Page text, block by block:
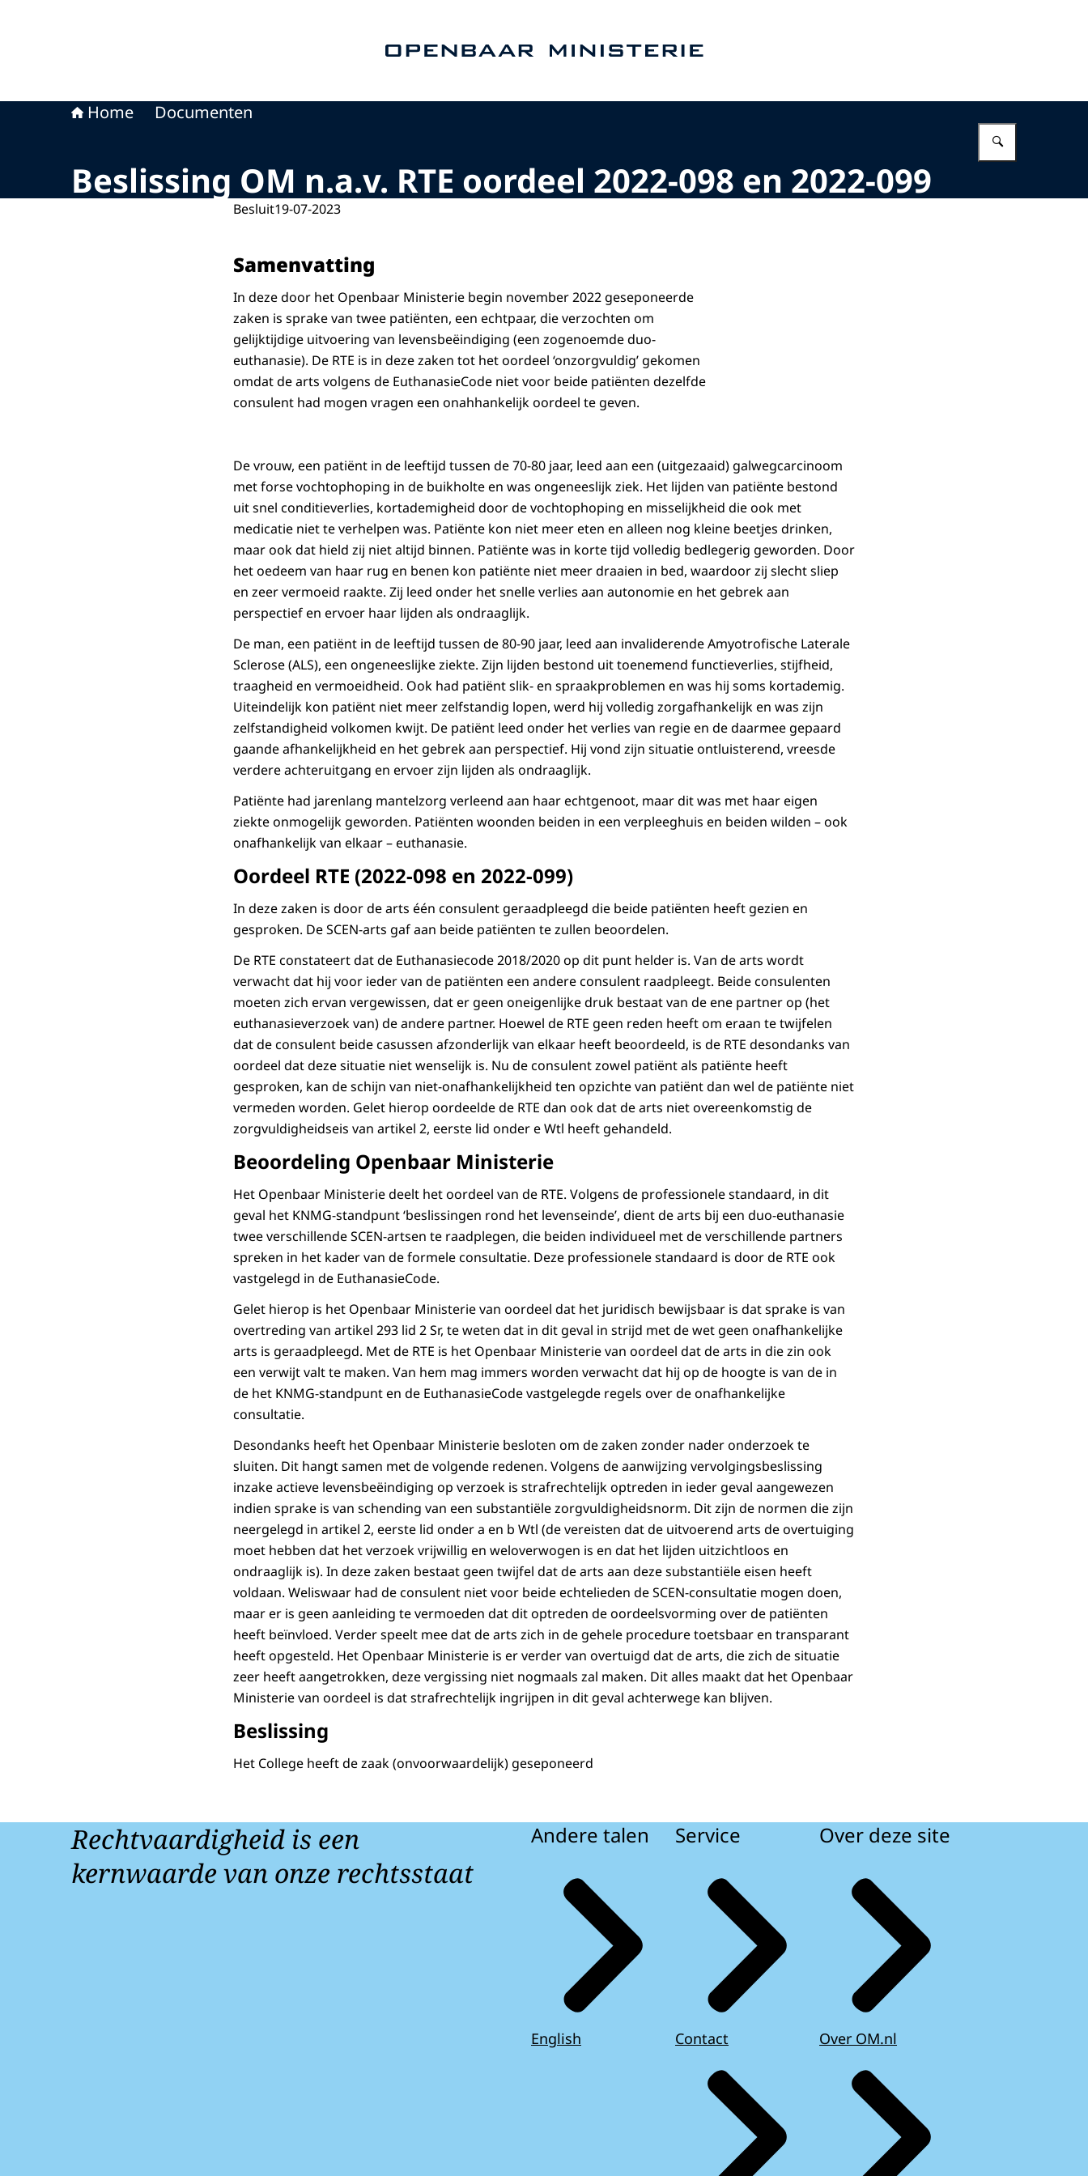
Home Documenten
Beslissing OM n.a.v. RTE oordeel 2022-098 en 2022-099
Besluit19-07-2023
Samenvatting
In deze door het Openbaar Ministerie begin november 2022 geseponeerde
zaken is sprake van twee patiënten, een echtpaar, die verzochten om
gelijktijdige uitvoering van levensbeëindiging (een zogenoemde duo-
euthanasie). De RTE is in deze zaken tot het oordeel ‘onzorgvuldig’ gekomen
omdat de arts volgens de EuthanasieCode niet voor beide patiënten dezelfde
consulent had mogen vragen een onahhankelijk oordeel te geven.
De vrouw, een patiënt in de leeftijd tussen de 70-80 jaar, leed aan een (uitgezaaid) galwegcarcinoom
met forse vochtophoping in de buikholte en was ongeneeslijk ziek. Het lijden van patiënte bestond
uit snel conditieverlies, kortademigheid door de vochtophoping en misselijkheid die ook met
medicatie niet te verhelpen was. Patiënte kon niet meer eten en alleen nog kleine beetjes drinken,
maar ook dat hield zij niet altijd binnen. Patiënte was in korte tijd volledig bedlegerig geworden. Door
het oedeem van haar rug en benen kon patiënte niet meer draaien in bed, waardoor zij slecht sliep
en zeer vermoeid raakte. Zij leed onder het snelle verlies aan autonomie en het gebrek aan
perspectief en ervoer haar lijden als ondraaglijk.
De man, een patiënt in de leeftijd tussen de 80-90 jaar, leed aan invaliderende Amyotrofische Laterale
Sclerose (ALS), een ongeneeslijke ziekte. Zijn lijden bestond uit toenemend functieverlies, stijfheid,
traagheid en vermoeidheid. Ook had patiënt slik- en spraakproblemen en was hij soms kortademig.
Uiteindelijk kon patiënt niet meer zelfstandig lopen, werd hij volledig zorgafhankelijk en was zijn
zelfstandigheid volkomen kwijt. De patiënt leed onder het verlies van regie en de daarmee gepaard
gaande afhankelijkheid en het gebrek aan perspectief. Hij vond zijn situatie ontluisterend, vreesde
verdere achteruitgang en ervoer zijn lijden als ondraaglijk.
Patiënte had jarenlang mantelzorg verleend aan haar echtgenoot, maar dit was met haar eigen
ziekte onmogelijk geworden. Patiënten woonden beiden in een verpleeghuis en beiden wilden – ook
onafhankelijk van elkaar – euthanasie.
Oordeel RTE (2022-098 en 2022-099)
In deze zaken is door de arts één consulent geraadpleegd die beide patiënten heeft gezien en
gesproken. De SCEN-arts gaf aan beide patiënten te zullen beoordelen.
De RTE constateert dat de Euthanasiecode 2018/2020 op dit punt helder is. Van de arts wordt
verwacht dat hij voor ieder van de patiënten een andere consulent raadpleegt. Beide consulenten
moeten zich ervan vergewissen, dat er geen oneigenlijke druk bestaat van de ene partner op (het
euthanasieverzoek van) de andere partner. Hoewel de RTE geen reden heeft om eraan te twijfelen
dat de consulent beide casussen afzonderlijk van elkaar heeft beoordeeld, is de RTE desondanks van
oordeel dat deze situatie niet wenselijk is. Nu de consulent zowel patiënt als patiënte heeft
gesproken, kan de schijn van niet-onafhankelijkheid ten opzichte van patiënt dan wel de patiënte niet
vermeden worden. Gelet hierop oordeelde de RTE dan ook dat de arts niet overeenkomstig de
zorgvuldigheidseis van artikel 2, eerste lid onder e Wtl heeft gehandeld.
Beoordeling Openbaar Ministerie
Het Openbaar Ministerie deelt het oordeel van de RTE. Volgens de professionele standaard, in dit
geval het KNMG-standpunt ‘beslissingen rond het levenseinde’, dient de arts bij een duo-euthanasie
twee verschillende SCEN-artsen te raadplegen, die beiden individueel met de verschillende partners
spreken in het kader van de formele consultatie. Deze professionele standaard is door de RTE ook
vastgelegd in de EuthanasieCode.
Gelet hierop is het Openbaar Ministerie van oordeel dat het juridisch bewijsbaar is dat sprake is van
overtreding van artikel 293 lid 2 Sr, te weten dat in dit geval in strijd met de wet geen onafhankelijke
arts is geraadpleegd. Met de RTE is het Openbaar Ministerie van oordeel dat de arts in die zin ook
een verwijt valt te maken. Van hem mag immers worden verwacht dat hij op de hoogte is van de in
de het KNMG-standpunt en de EuthanasieCode vastgelegde regels over de onafhankelijke
consultatie.
Desondanks heeft het Openbaar Ministerie besloten om de zaken zonder nader onderzoek te
sluiten. Dit hangt samen met de volgende redenen. Volgens de aanwijzing vervolgingsbeslissing
inzake actieve levensbeëindiging op verzoek is strafrechtelijk optreden in ieder geval aangewezen
indien sprake is van schending van een substantiële zorgvuldigheidsnorm. Dit zijn de normen die zijn
neergelegd in artikel 2, eerste lid onder a en b Wtl (de vereisten dat de uitvoerend arts de overtuiging
moet hebben dat het verzoek vrijwillig en weloverwogen is en dat het lijden uitzichtloos en
ondraaglijk is). In deze zaken bestaat geen twijfel dat de arts aan deze substantiële eisen heeft
voldaan. Weliswaar had de consulent niet voor beide echtelieden de SCEN-consultatie mogen doen,
maar er is geen aanleiding te vermoeden dat dit optreden de oordeelsvorming over de patiënten
heeft beïnvloed. Verder speelt mee dat de arts zich in de gehele procedure toetsbaar en transparant
heeft opgesteld. Het Openbaar Ministerie is er verder van overtuigd dat de arts, die zich de situatie
zeer heeft aangetrokken, deze vergissing niet nogmaals zal maken. Dit alles maakt dat het Openbaar
Ministerie van oordeel is dat strafrechtelijk ingrijpen in dit geval achterwege kan blijven.
Beslissing
Het College heeft de zaak (onvoorwaardelijk) geseponeerd
Rechtvaardigheid is een
kernwaarde van onze rechtsstaat
Andere talen
English
Service
Contact
Over deze site
Over OM.nl